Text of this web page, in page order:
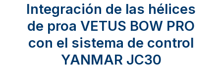
Integración de las hélices
de proa VETUS BOW PRO
con el sistema de control
YANMAR JC30